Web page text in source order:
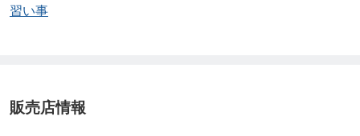
で絵に触れている時間は、何度見ても胸があたたか
習い事
販売店情報